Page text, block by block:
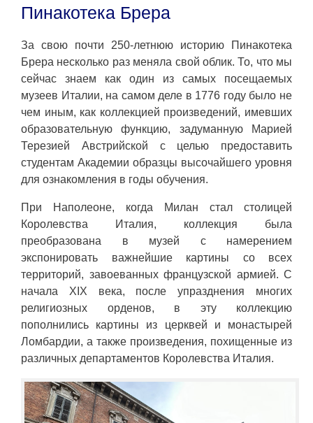
Пинакотека Брера
За свою почти 250-летнюю историю Пинакотека
Брера несколько раз меняла свой облик. То, что мы
сейчас знаем как один из самых посещаемых
музеев Италии, на самом деле в 1776 году было не
чем иным, как коллекцией произведений, имевших
образовательную функцию, задуманную Марией
Терезией Австрийской с целью предоставить
студентам Академии образцы высочайшего уровня
для ознакомления в годы обучения.
При Наполеоне, когда Милан стал столицей
Королевства Италия, коллекция была
преобразована в музей с намерением
экспонировать важнейшие картины со всех
территорий, завоеванных французской армией. С
начала XIX века, после упразднения многих
религиозных орденов, в эту коллекцию
пополнились картины из церквей и монастырей
Ломбардии, а также произведения, похищенные из
различных департаментов Королевства Италия.